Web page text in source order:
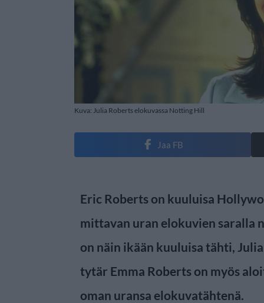
Kuva: Julia Roberts elokuvassa Notting Hill
Jaa FB
Eric Roberts on kuuluisa
mittavan uran elokuvien saralla
on näin ikään kuuluisa tähti,
tytär Emma Roberts on myös
oman uransa elokuvatähtenä.